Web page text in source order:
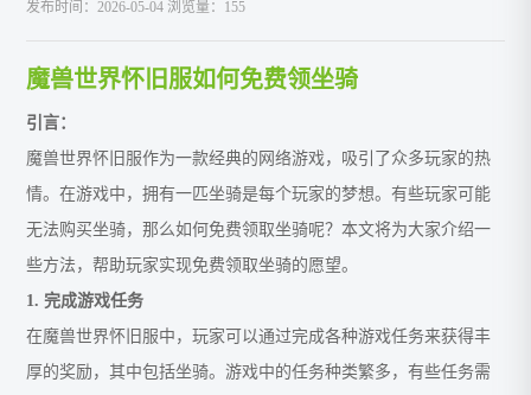
发布时间：2026-05-04 浏览量：155
魔兽世界怀旧服如何免费领坐骑
引言：
魔兽世界怀旧服作为一款经典的网络游戏，吸引了众多玩家的热
情。在游戏中，拥有一匹坐骑是每个玩家的梦想。有些玩家可能
无法购买坐骑，那么如何免费领取坐骑呢？本文将为大家介绍一
些方法，帮助玩家实现免费领取坐骑的愿望。
1. 完成游戏任务
在魔兽世界怀旧服中，玩家可以通过完成各种游戏任务来获得丰
厚的奖励，其中包括坐骑。游戏中的任务种类繁多，有些任务需